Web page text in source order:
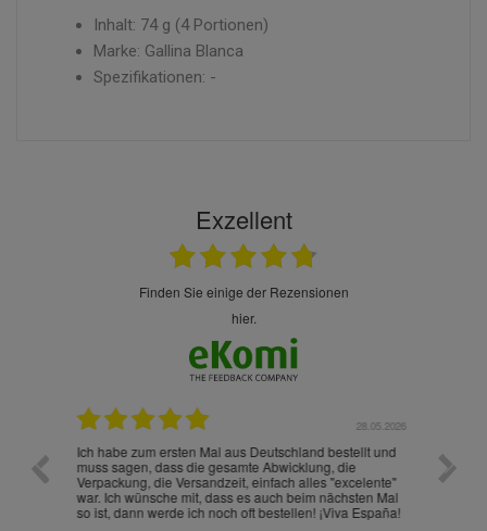
Inhalt: 74 g (4 Portionen)
Marke: Gallina Blanca
Spezifikationen: -
Exzellent
finden Sie einige der Rezensionen
hier.
28.05.2026
Ich habe zum ersten Mal aus Deutschland bestellt und
muss sagen, dass die gesamte Abwicklung, die
Verpackung, die Versandzeit, einfach alles "excelente"
war. Ich wünsche mit, dass es auch beim nächsten Mal
so ist, dann werde ich noch oft bestellen! ¡Viva España!
Die
gut
ist